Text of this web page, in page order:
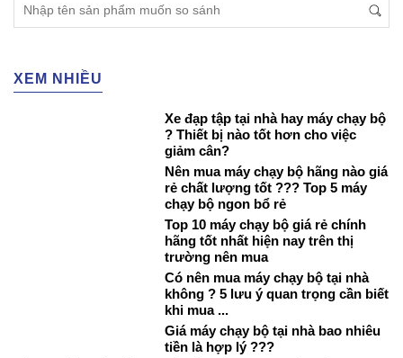
XEM NHIỀU
Xe đạp tập tại nhà hay máy chạy bộ
? Thiết bị nào tốt hơn cho việc
giảm cân?
Nên mua máy chạy bộ hãng nào giá
rẻ chất lượng tốt ??? Top 5 máy
chạy bộ ngon bổ rẻ
Top 10 máy chạy bộ giá rẻ chính
hãng tốt nhất hiện nay trên thị
trường nên mua
Có nên mua máy chạy bộ tại nhà
không ? 5 lưu ý quan trọng cần biết
khi mua ...
Giá máy chạy bộ tại nhà bao nhiêu
tiền là hợp lý ???